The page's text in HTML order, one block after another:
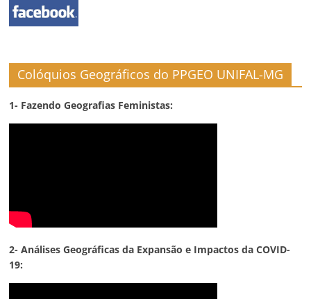
Colóquios Geográficos do PPGEO UNIFAL-MG
1- Fazendo Geografias Feministas:
2- Análises Geográficas da Expansão e Impactos da COVID-
19: